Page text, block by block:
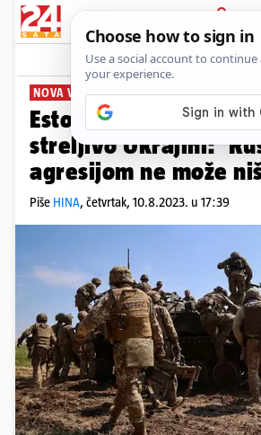
PRIJAVA
News
NOVA VOJNA POMOĆ
Estonija šalje dodatno
streljivo Ukrajini:
agresijom ne može
Piše HINA, četvrtak, 10.8.2023. u 17:39